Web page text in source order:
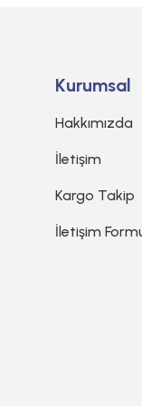
Kurumsal
Hakkımızda
İletişim
Kargo Takip
İletişim